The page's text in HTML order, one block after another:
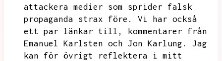
attackera medier som sprider falsk
propaganda strax före.
Vi har också
ett par länkar till,
kommentarer från
Emanuel Karlsten och Jon Karlung.
Jag
kan för övrigt reflektera i mitt